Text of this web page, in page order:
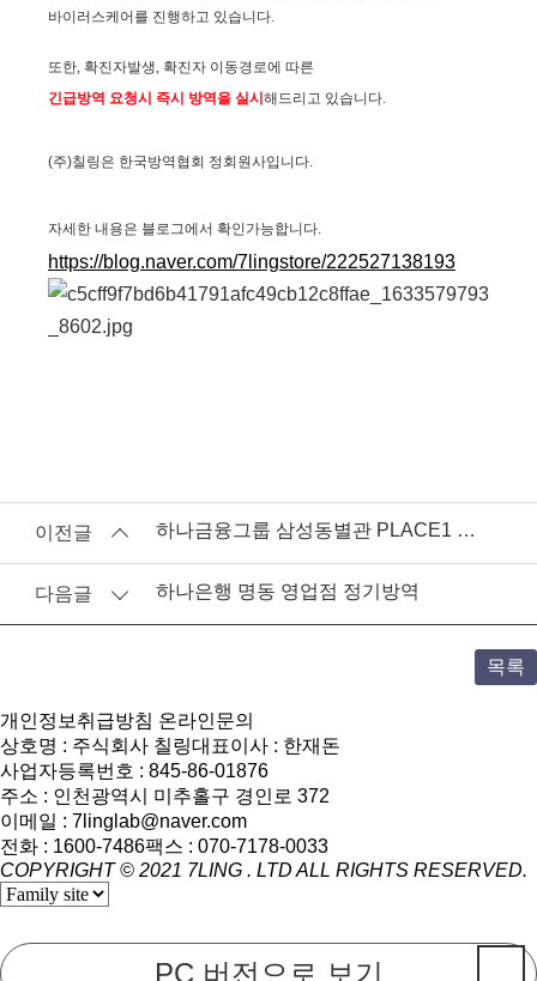
바이러스케어를 진행하고 있습니다.
또한, 확진자발생, 확진자 이동경로에 따른
긴급방역 요청시 즉시 방역을 실시 해드리고 있습니다.
(주)칠링은 한국방역협회 정회원사입니다.
자세한 내용은 블로그에서 확인가능합니다.
https://blog.naver.com/7lingstore/222527138193
이전글 하나금융그룹 삼성동별관 PLACE1 Club1 PB센터 정기방역
다음글 하나은행 명동 영업점 정기방역
목록
개인정보취급방침 온라인문의
상호명 : 주식회사 칠링대표이사 : 한재돈
사업자등록번호 : 845-86-01876
주소 : 인천광역시 미추홀구 경인로 372
이메일 : 7linglab@naver.com
전화 : 1600-7486팩스 : 070-7178-0033
COPYRIGHT © 2021 7LING . LTD ALL RIGHTS RESERVED.
PC 버전으로 보기